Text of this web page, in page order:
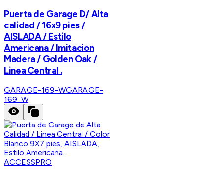
Puerta de Garage D/ Alta
calidad / 16x9 pies /
AISLADA / Estilo
Americana / Imitacion
Madera / Golden Oak /
Linea Central .
GARAGE-169-WGARAGE-
169-W
ACCESSPRO